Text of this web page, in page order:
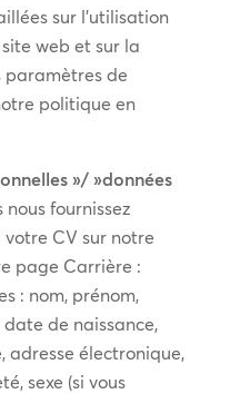
sur l’utilisation
web et sur la
paramètres de
politique en
»/ »données
fournissez
CV sur notre
page Carrière :
: nom, prénom,
de naissance,
adresse électronique,
sexe (si vous